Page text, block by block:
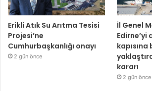
Erikli Atık Su Arıtma Tesisi
Projesi’ne
Cumhurbaşkanlığı onayı
2 gün önce
İl Genel
Edirne’yi
kararı
2 gün önce